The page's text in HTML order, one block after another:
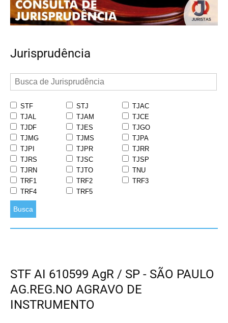
Jurisprudência
STF STJ
TJAC
TJAL
TJAM
TJCE
TJDF
TJES
TJGO
TJMG
TJMS
TJPA
TJPI
TJPR
TJRR
TJRS
TJSC
TJSP
TJRN
TJTO
TNU
TRF1
TRF2
TRF3
TRF4
TRF5
Busca
STF AI 610599 AgR / SP - SÃO PAULO
AG.REG.NO AGRAVO DE
INSTRUMENTO